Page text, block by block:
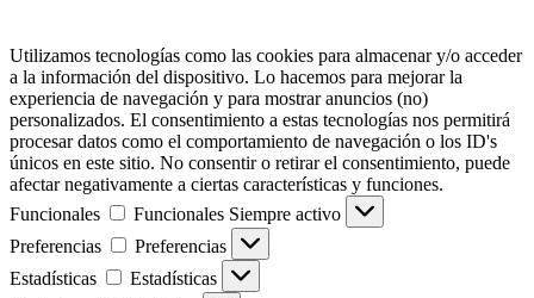
Utilizamos tecnologías como las cookies para almacenar y/o acceder
a la información del dispositivo. Lo hacemos para mejorar la
experiencia de navegación y para mostrar anuncios (no)
personalizados. El consentimiento a estas tecnologías nos permitirá
procesar datos como el comportamiento de navegación o los ID's
únicos en este sitio. No consentir o retirar el consentimiento, puede
afectar negativamente a ciertas características y funciones.
Funcionales
Funcionales Siempre activo
Preferencias
Preferencias
Estadísticas
Estadísticas